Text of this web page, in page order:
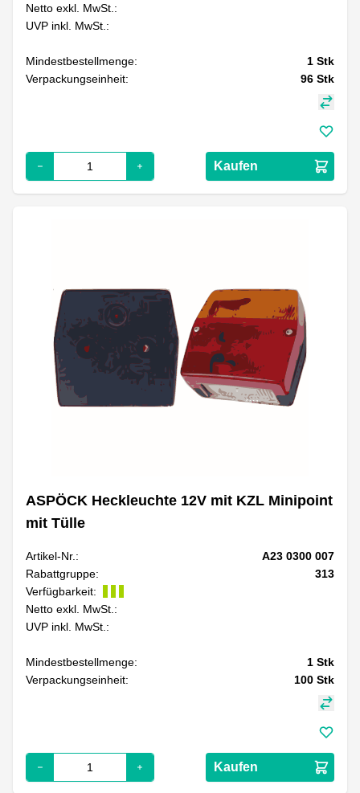
Netto exkl. MwSt.:
UVP inkl. MwSt.:
Mindestbestellmenge: 1 Stk
Verpackungseinheit:
96 Stk
Kaufen
ASPÖCK Heckleuchte 12V mit KZL Minipoint
mit Tülle
Artikel-Nr.:
A23 0300 007
Rabattgruppe:
313
Verfügbarkeit:
Netto exkl. MwSt.:
UVP inkl. MwSt.:
Mindestbestellmenge: 1 Stk
Verpackungseinheit:
100 Stk
Kaufen